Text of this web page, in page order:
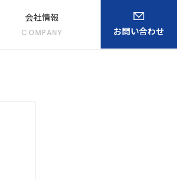
会社情報
COMPANY お問い合わせ